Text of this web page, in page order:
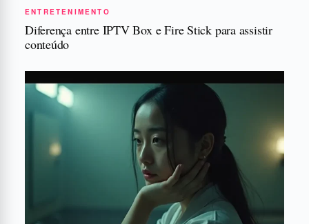
ENTRETENIMENTO
Diferença entre IPTV Box e Fire Stick para assistir
conteúdo